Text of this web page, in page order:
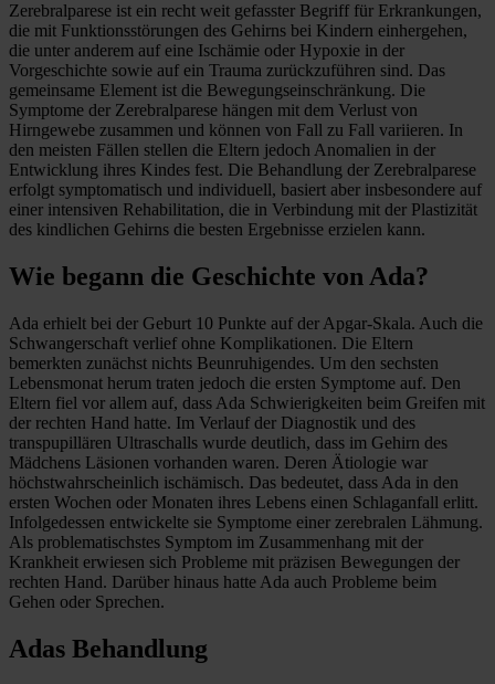
Zerebralparese ist ein recht weit gefasster Begriff für Erkrankungen,
die mit Funktionsstörungen des Gehirns bei Kindern einhergehen,
die unter anderem auf eine Ischämie oder Hypoxie in der
Vorgeschichte sowie auf ein Trauma zurückzuführen sind. Das
gemeinsame Element ist die Bewegungseinschränkung. Die
Symptome der Zerebralparese hängen mit dem Verlust von
Hirngewebe zusammen und können von Fall zu Fall variieren. In
den meisten Fällen stellen die Eltern jedoch Anomalien in der
Entwicklung ihres Kindes fest. Die Behandlung der Zerebralparese
erfolgt symptomatisch und individuell, basiert aber insbesondere auf
einer intensiven Rehabilitation, die in Verbindung mit der Plastizität
des kindlichen Gehirns die besten Ergebnisse erzielen kann.
Wie begann die Geschichte von Ada?
Ada erhielt bei der Geburt 10 Punkte auf der Apgar-Skala. Auch die
Schwangerschaft verlief ohne Komplikationen. Die Eltern
bemerkten zunächst nichts Beunruhigendes. Um den sechsten
Lebensmonat herum traten jedoch die ersten Symptome auf. Den
Eltern fiel vor allem auf, dass Ada Schwierigkeiten beim Greifen mit
der rechten Hand hatte. Im Verlauf der Diagnostik und des
transpupillären Ultraschalls wurde deutlich, dass im Gehirn des
Mädchens Läsionen vorhanden waren. Deren Ätiologie war
höchstwahrscheinlich ischämisch. Das bedeutet, dass Ada in den
ersten Wochen oder Monaten ihres Lebens einen Schlaganfall erlitt.
Infolgedessen entwickelte sie Symptome einer zerebralen Lähmung.
Als problematischstes Symptom im Zusammenhang mit der
Krankheit erwiesen sich Probleme mit präzisen Bewegungen der
rechten Hand. Darüber hinaus hatte Ada auch Probleme beim
Gehen oder Sprechen.
Adas Behandlung